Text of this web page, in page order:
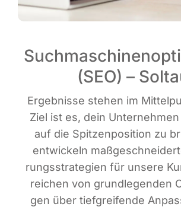
(SEO) –
Ergeb­nis­se ste­hen im
Ziel ist es, dein
auf die Spit­zen­po­si­ti­on zu
ent­wi­ckeln
rungs­stra­te­gien für unse­re
rei­chen von grund­le­gen­den
gen über tief­grei­fen­de